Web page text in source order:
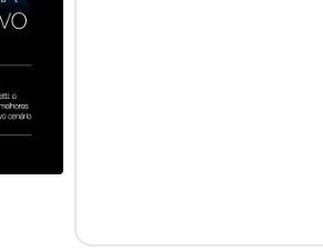
antes de Elon Musk ter a
DA 99 QUE A
capital, conseguimos atrair
Sempre tivemos cuidado com o
geraram diferenciais